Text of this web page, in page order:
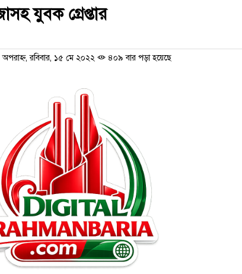
যুবক গ্রেপ্তার
রবিবার, ১৫ মে ২০২২ ৪০৯ বার পড়া হয়েছে